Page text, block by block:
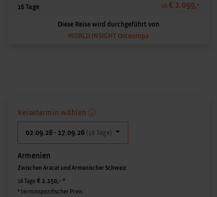
16 Tage ab € 2.099,-
Diese Reise wird durchgeführt von
WORLD INSIGHT Osteuropa
Reisetermin wählen
02.09.26 - 17.09.26 (16 Tage)
Armenien
Zwischen Ararat und Armenischer Schweiz
16 Tage € 2.150,- *
* terminspezifischer Preis